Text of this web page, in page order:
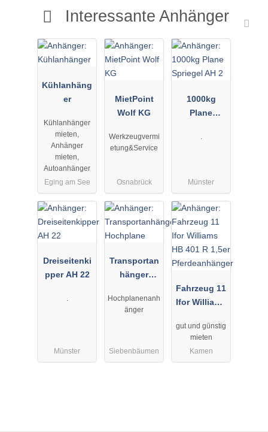
Interessante Anhänger
Kühlanhäng
er
Kühlanhänger
mieten,
Anhänger
mieten,
Autoanhänger
Eging am See
MietPoint
Wolf KG
Werkzeugvermi
etung&Service
Osnabrück
1000kg
Plane
2.
Münster
Dreiseitenki
pper AH 22
.
Münster
Transportan
hänger
Hochplanenanh
änger
Siebenbäumen
Fahrzeug 11
Ifor Williams
1,5er
gut und günstig
mieten
Kamen